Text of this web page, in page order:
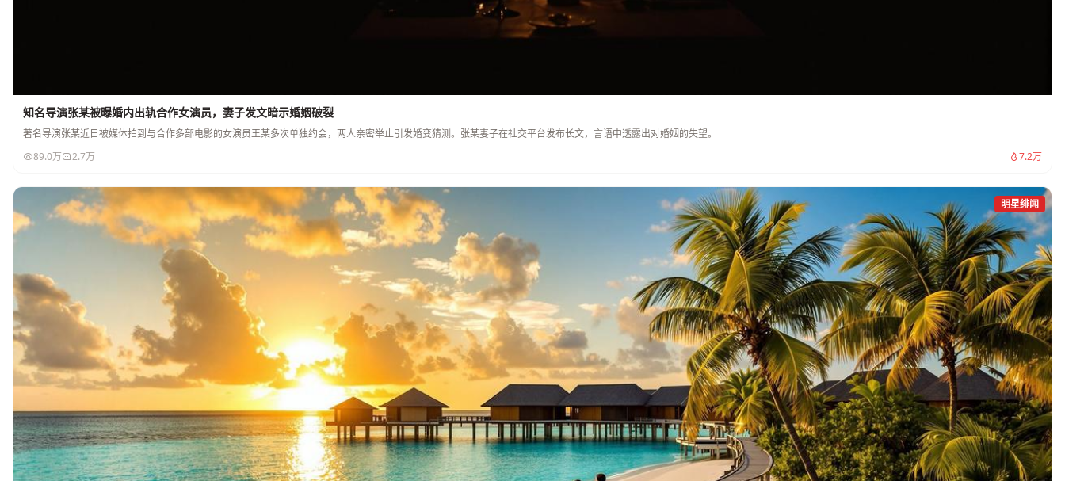
知名导演张某被曝婚内出轨合作女演员，妻子发文暗示婚姻破裂
著名导演张某近日被媒体拍到与合作多部电影的女演员王某多次单独约会，两人亲密举止引发婚变猜测。张某妻子在社交平台发布长文，言语中透露出对婚姻的失望。
89.0万
2.7万 7.2万
明星绯闻